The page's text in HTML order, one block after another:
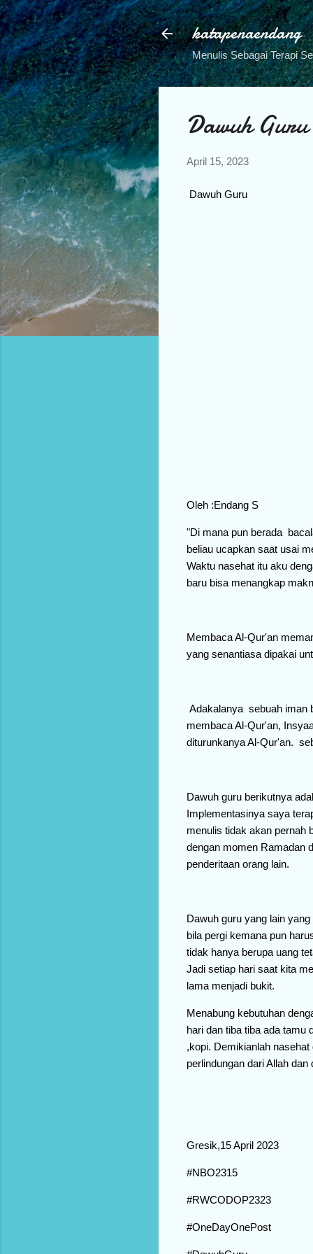
katapenaendang
Menulis Sebagai Terapi
Dawuh Guru
April 15, 2023
Dawuh Guru
Oleh :Endang S
"Di mana pun berada
beliau ucapkan saat usai
Waktu nasehat itu aku
baru bisa menangkap
Membaca Al-Qur'an
yang senantiasa dipakai
Adakalanya sebuah iman
membaca Al-Qur'an,
diturunkanya Al-Qur'an.
Dawuh guru berikutnya
Implementasinya saya
menulis tidak akan pernah
dengan momen Ramadan
penderitaan orang lain.
Dawuh guru yang lain
bila pergi kemana pun
tidak hanya berupa uang
Jadi setiap hari saat kita
lama menjadi bukit.
Menabung kebutuhan
hari dan tiba tiba ada
,kopi. Demikianlah
perlindungan dari Allah
Gresik,15 April 2023
#NBO2315
#RWCODOP2323
#OneDayOnePost